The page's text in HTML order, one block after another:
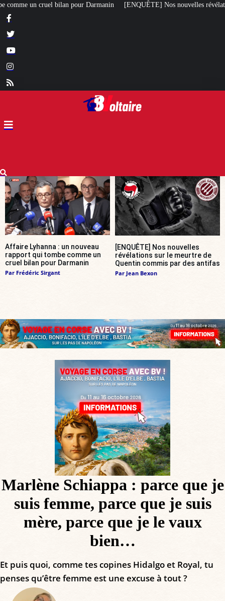
[ENQUÊTE] Nos nouvelles révélations sur le meurtre de Quentin
Affaire Lyhanna : un nouveau
rapport qui tombe comme un
cruel bilan pour Darmanin
Par Frédéric Sirgant
[ENQUÊTE] Nos nouvelles
révélations sur le meurtre de
Quentin commis par des antifas
Par Jean Bexon
Marlène Schiappa : parce que je
suis femme, parce que je suis
mère, parce que je le vaux
bien…
Et puis quoi, comme tes copines Hidalgo et Royal, tu
penses qu’être femme est une excuse à tout ?